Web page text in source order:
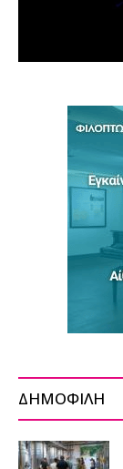
ΔΗΜΟΦΙΛΗ